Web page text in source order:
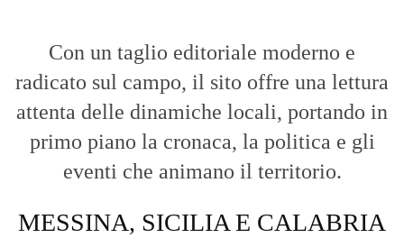
Con un taglio editoriale moderno e
radicato sul campo, il sito offre una lettura
attenta delle dinamiche locali, portando in
primo piano la cronaca, la politica e gli
eventi che animano il territorio.
MESSINA, SICILIA E CALABRIA